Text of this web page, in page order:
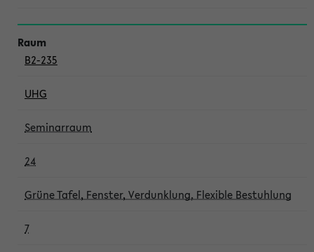
B2-235
UHG
Seminarraum
24
Grüne Tafel, Fenster, Verdunklung, Flexible Bestuhlung
7